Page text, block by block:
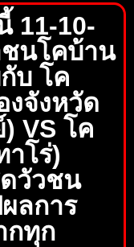
11-10-
นโคบ้าน
บ โค
จังหวัด
VS โค
าโร่)
วัวชน
ลการ
กทุก